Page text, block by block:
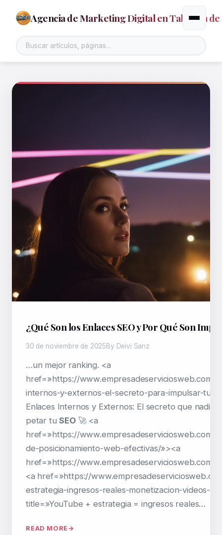
Agencia de Marketing Digital en Talavera de
Alternar
¿Qué Son los Enlaces SEO y Por Qué Son
30 de noviembre de 2025By Deivi Sanz
…un mejor ranking. <a
href=»https://www.empresadeserviciosweb.com/
internos-y-externos-el-secreto-para-impulsar-tu-
Enlaces Internos y Externos: El secreto que nadie
petar tuSEO🚀 <a
href=»https://www.empresadeserviciosweb.com/
de-posicionamiento-web-efectivas/»><a
href=»https://www.empresadeserviciosweb.com/
<a href=»https://
estrategia-ingresos-reales-monetizacion-videos-
title=»YouTube + estrategia = ingresos reales…
READ MORE